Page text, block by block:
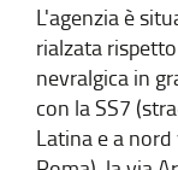
L'agenzia è
rialzata
nevralgica in
con la SS7
Latina e a